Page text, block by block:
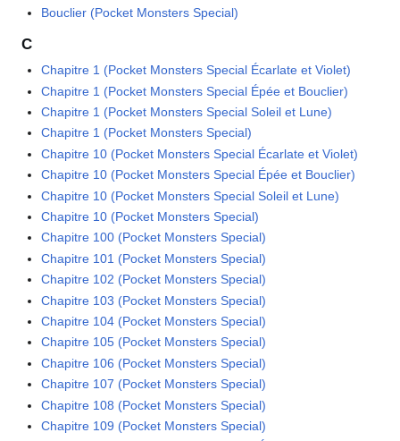
Bouclier (Pocket Monsters Special)
C
Chapitre 1 (Pocket Monsters Special Écarlate et Violet)
Chapitre 1 (Pocket Monsters Special Épée et Bouclier)
Chapitre 1 (Pocket Monsters Special Soleil et Lune)
Chapitre 1 (Pocket Monsters Special)
Chapitre 10 (Pocket Monsters Special Écarlate et Violet)
Chapitre 10 (Pocket Monsters Special Épée et Bouclier)
Chapitre 10 (Pocket Monsters Special Soleil et Lune)
Chapitre 10 (Pocket Monsters Special)
Chapitre 100 (Pocket Monsters Special)
Chapitre 101 (Pocket Monsters Special)
Chapitre 102 (Pocket Monsters Special)
Chapitre 103 (Pocket Monsters Special)
Chapitre 104 (Pocket Monsters Special)
Chapitre 105 (Pocket Monsters Special)
Chapitre 106 (Pocket Monsters Special)
Chapitre 107 (Pocket Monsters Special)
Chapitre 108 (Pocket Monsters Special)
Chapitre 109 (Pocket Monsters Special)